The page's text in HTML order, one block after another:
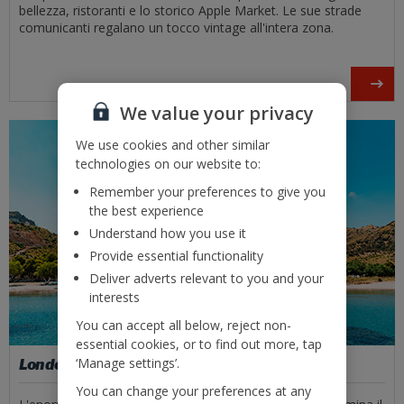
bellezza, ristoranti e lo storico Apple Market. Le sue strade
comunicanti regalano un tocco vintage all'intera zona.
London Eye
We value your privacy
We use cookies and other similar
technologies on our website to:
Remember your preferences to give you
the best experience
Understand how you use it
Provide essential functionality
Deliver adverts relevant to you and your
interests
You can accept all below, reject non-
essential cookies, or to find out more, tap
‘Manage settings’.
You can change your preferences at any